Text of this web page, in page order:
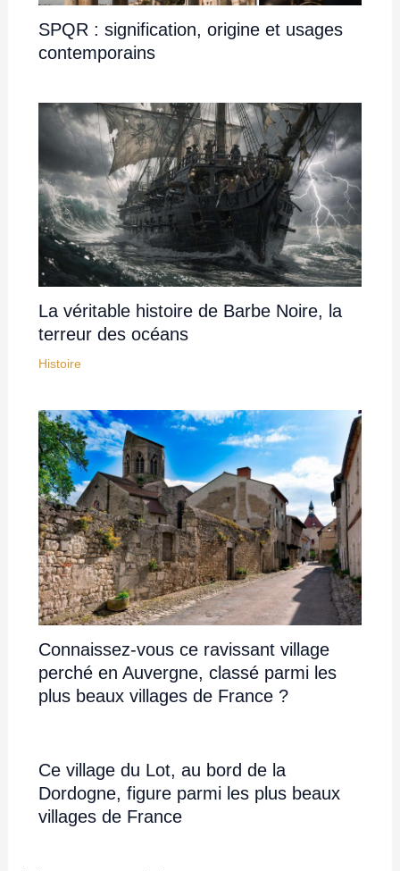
SPQR : signification, origine et usages
contemporains
La véritable histoire de Barbe Noire, la
terreur des océans
Histoire
Connaissez-vous ce ravissant village
perché en Auvergne, classé parmi les
plus beaux villages de France ?
Ce village du Lot, au bord de la
Dordogne, figure parmi les plus beaux
villages de France